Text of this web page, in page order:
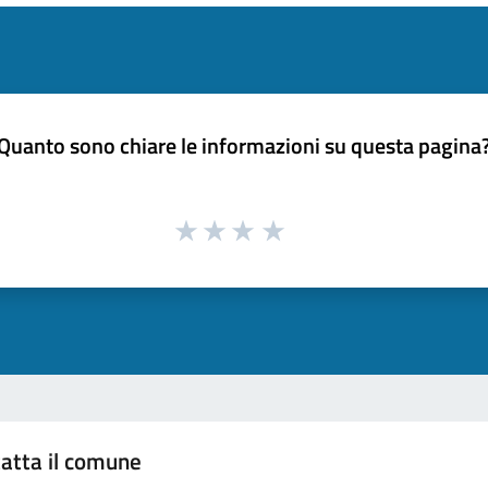
sono chiare le informazioni su questa
il comune